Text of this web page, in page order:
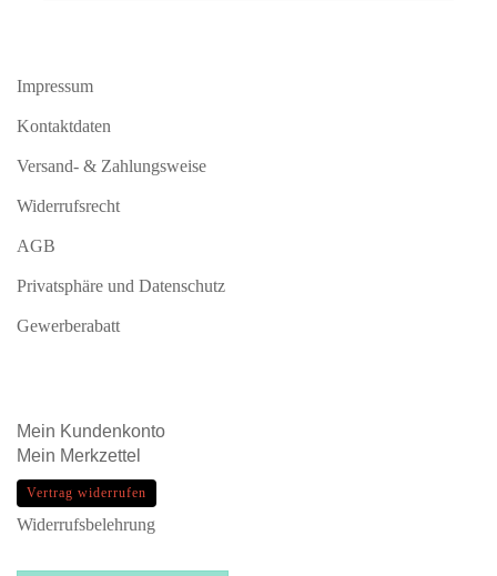
Impressum
Kontaktdaten
Versand- & Zahlungsweise
Widerrufsrecht
AGB
Privatsphäre und Datenschutz
Gewerberabatt
Mein Kundenkonto
Mein Merkzettel
Vertrag widerrufen
Widerrufsbelehrung